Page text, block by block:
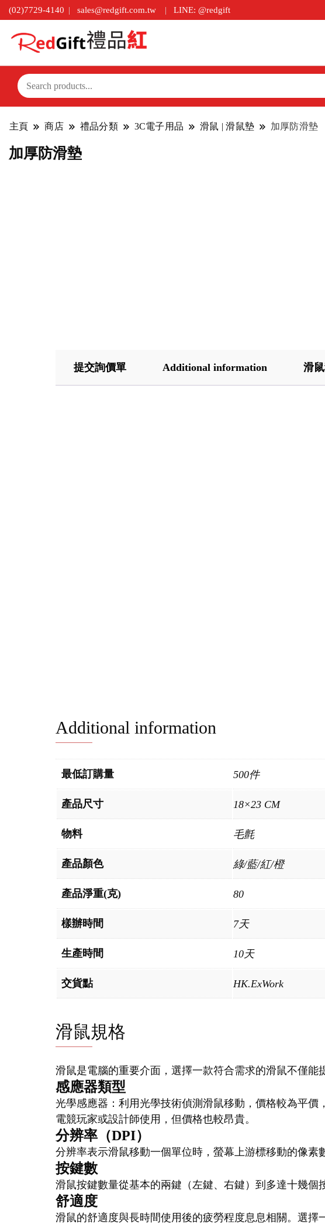
(02)7729-4140 sales@redgift.com.tw LINE: @redgift
主頁 商店 禮品分類 3C電子用品 滑鼠 | 滑鼠墊 加厚防滑墊
加厚防滑墊
提交詢價單 Additional information 滑
Additional information
最低訂購量 500件
產品尺寸 18×23 CM
物料 毛氈
產品顏色 綠/藍/紅/橙
產品淨重(克) 80
樣辦時間 7天
生產時間 10天
交貨點 HK.ExWork
滑鼠規格
滑鼠是電腦的重要介面，選擇一款符合需求的滑鼠不僅能
感應器類型
光學感應器：利用光學技術偵測滑鼠移動，價格較為平
電競玩家或設計師使用，但價格也較昂貴。
分辨率（DPI）
分辨率表示滑鼠移動一個單位時，螢幕上游標移動的像素
按鍵數
滑鼠按鍵數量從基本的兩鍵（左鍵、右鍵）到多達十幾個
舒適度
滑鼠的舒適度與長時間使用後的疲勞程度息息相關。選擇